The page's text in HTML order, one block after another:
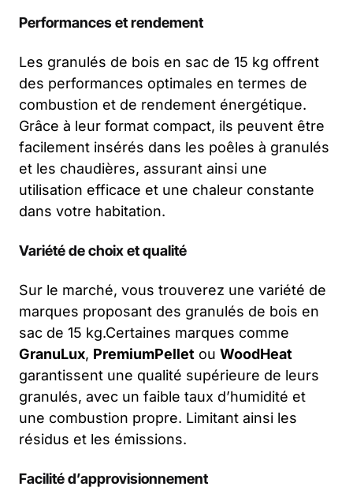
Performances et rendement
Les granulés de bois en sac de 15 kg offrent
des performances optimales en termes de
combustion et de rendement énergétique.
Grâce à leur format compact, ils peuvent être
facilement insérés dans les poêles à granulés
et les chaudières, assurant ainsi une
utilisation efficace et une chaleur constante
dans votre habitation.
Variété de choix et qualité
Sur le marché, vous trouverez une variété de
marques proposant des granulés de bois en
sac de 15 kg.Certaines marques comme
GranuLux, PremiumPellet ou WoodHeat
garantissent une qualité supérieure de leurs
granulés, avec un faible taux d’humidité et
une combustion propre. Limitant ainsi les
résidus et les émissions.
Facilité d’approvisionnement